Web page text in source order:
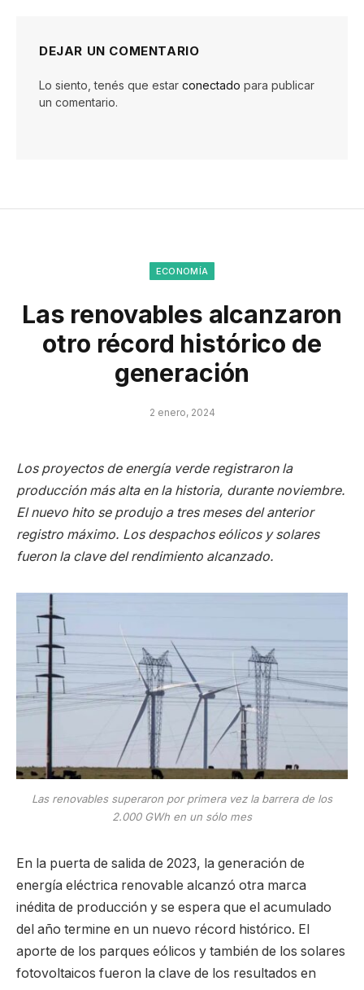
DEJAR UN COMENTARIO
Lo siento, tenés que estar conectado para publicar
un comentario.
ECONOMÍA
Las renovables alcanzaron
otro récord histórico de
generación
2 enero, 2024
Los proyectos de energía verde registraron la
producción más alta en la historia, durante noviembre.
El nuevo hito se produjo a tres meses del anterior
registro máximo. Los despachos eólicos y solares
fueron la clave del rendimiento alcanzado.
Las renovables superaron por primera vez la barrera de los
2.000 GWh en un sólo mes
En la puerta de salida de 2023, la generación de
energía eléctrica renovable alcanzó otra marca
inédita de producción y se espera que el acumulado
del año termine en un nuevo récord histórico. El
aporte de los parques eólicos y también de los solares
fotovoltaicos fueron la clave de los resultados en